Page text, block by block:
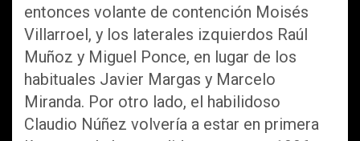
entonces volante de contención Moisés
Villarroel, y los laterales izquierdos Raúl
Muñoz y Miguel Ponce, en lugar de los
habituales Javier Margas y Marcelo
Miranda. Por otro lado, el habilidoso
Claudio Núñez volvería a estar en primera